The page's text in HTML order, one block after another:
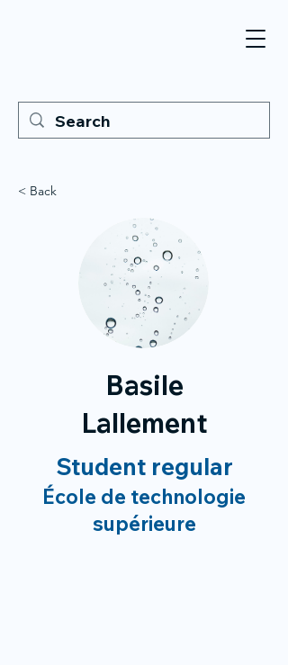
< Back
Basile
Lallement
Student regular
École de technologie
supérieure